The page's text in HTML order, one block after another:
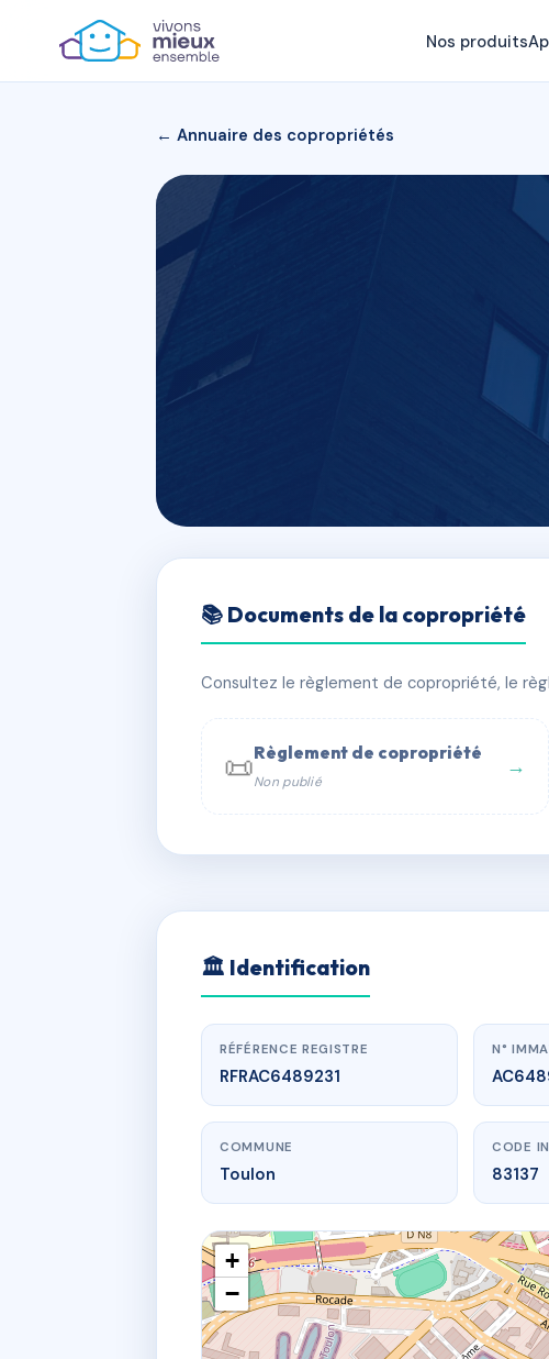
Nos produits
← Annuaire des copropriétés
39 rue larmodieu
📍 39 r larmodieu 83000 Toulon
📞 Contacter Syndic Digital 💬
📚 Documents de la copropriété
Consultez le règlement de copropriété, le
📜Règlement de copropriété
Non publié
→
39 rue
39 Rue
🏛 Identification
RÉFÉRENCE REGISTRE
RFRAC6489231
N°
COMMUNE
Toulon
CODE
83137
+
−